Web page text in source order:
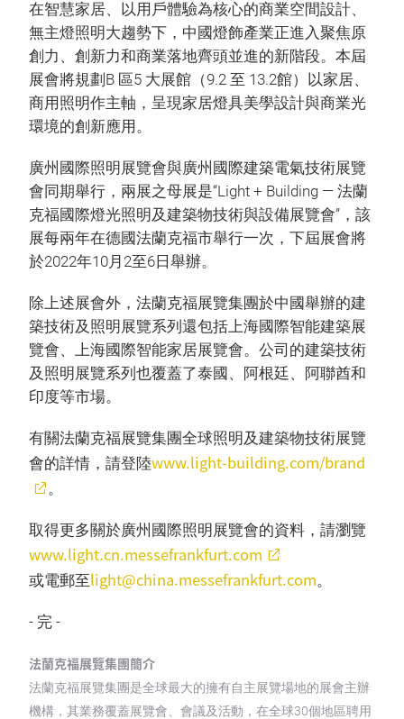
在智慧家居、以用戶體驗為核心的商業空間設計、
無主燈照明大趨勢下，中國燈飾產業正進入聚焦原
創力、創新力和商業落地齊頭並進的新階段。本屆
展會將規劃B 區5 大展館（9.2 至 13.2館）以家居、
商用照明作主軸，呈現家居燈具美學設計與商業光
環境的創新應用。
廣州國際照明展覽會與廣州國際建築電氣技術展覽
會同期舉行，兩展之母展是“Light + Building — 法蘭
克福國際燈光照明及建築物技術與設備展覽會”，該
展每兩年在德國法蘭克福市舉行一次，下屆展會將
於2022年10月2至6日舉辦。
除上述展會外，法蘭克福展覽集團於中國舉辦的建
築技術及照明展覽系列還包括上海國際智能建築展
覽會、上海國際智能家居展覽會。公司的建築技術
及照明展覽系列也覆蓋了泰國、阿根廷、阿聯酋和
印度等市場。
有關法蘭克福展覽集團全球照明及建築物技術展覽
會的詳情，請登陸www.light-building.com/brand
。
取得更多關於廣州國際照明展覽會的資料，請瀏覽
www.light.cn.messefrankfurt.com
或電郵至light@china.messefrankfurt.com。
- 完 -
法蘭克福展覽集團簡介
法蘭克福展覽集團是全球最大的擁有自主展覽場地的展會主辦
機構，其業務覆蓋展覽會、會議及活動，在全球30個地區聘用